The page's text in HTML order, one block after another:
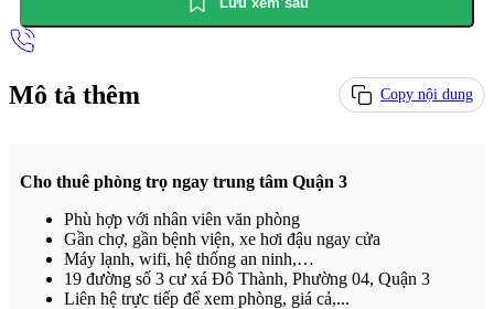
Mô tả thêm Copy nội dung
Cho thuê phòng trọ ngay trung tâm Quận 3
Phù hợp với nhân viên văn phòng
Gần chợ, gần bệnh viện, xe hơi đậu ngay cửa
Máy lạnh, wifi, hệ thống an ninh,…
19 đường số 3 cư xá Đô Thành, Phường 04, Quận 3
Liên hệ trực tiếp để xem phòng, giá cả,...